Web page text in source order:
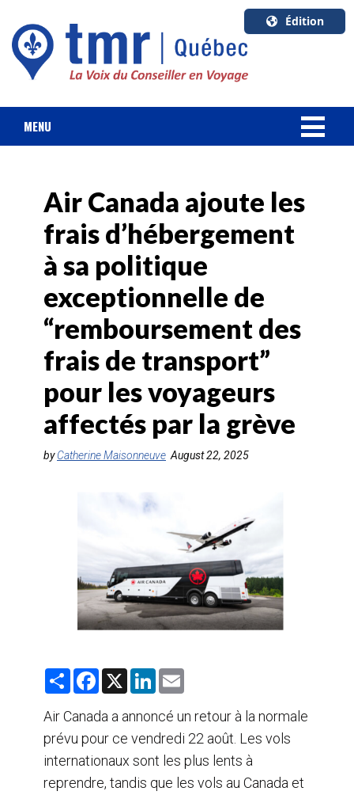
Édition
U.S.A.
English
Canada
Français
MENU
FORFAIT VACANCES
CROISIÈRES
HOTELS & RESORTS
DESTINATIONS
AGENTS DE VOYAGE
FORMATION & RESSOURCES
Air Canada ajoute les
frais d’hébergement
à sa politique
exceptionnelle de
“remboursement des
frais de transport”
pour les voyageurs
affectés par la grève
byCatherine Maisonneuve August 22, 2025
S
r
e
F
e
b
o
k
X
L
k
e
d
n
i
l
Air Canada a annoncé un retour à la normale
prévu pour ce vendredi 22 août. Les vols
internationaux sont les plus lents à
reprendre, tandis que les vols au Canada et